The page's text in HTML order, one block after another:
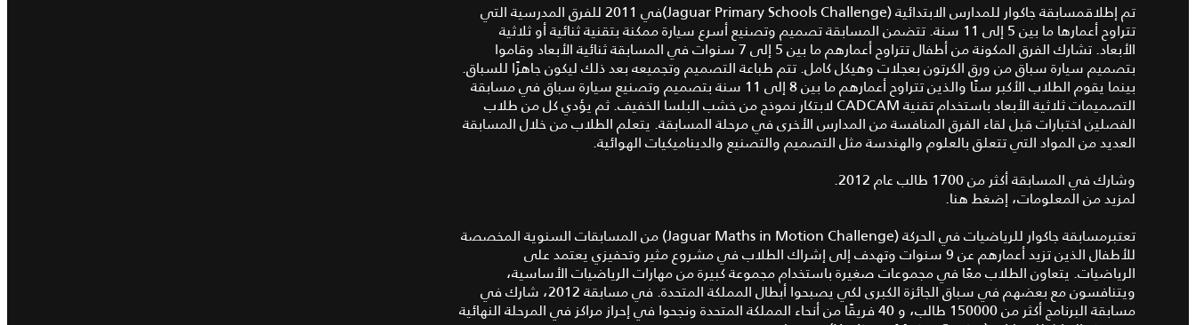
تم إطلاقمسابقة جاكوار للمدارس الابتدائية (Jaguar Primary Schools Challenge)في 2011 للفرق المدرسية التي
تتراوح أعمارها ما بين 5 إلى 11 سنة. تتضمن المسابقة تصميم وتصنيع أسرع سيارة ممكنة بتقنية ثنائية أو ثلاثية
الأبعاد. تشارك الفرق المكونة من أطفال تتراوح أعمارهم ما بين 5 إلى 7 سنوات في المسابقة ثنائية الأبعاد وقاموا
بتصميم سيارة سباق من ورق الكرتون بعجلات وهيكل كامل. تتم طباعة التصميم وتجميعه بعد ذلك ليكون جاهزًا للسباق.
بينما يقوم الطلاب الأكبر سنًا والذين تتراوح أعمارهم ما بين 8 إلى 11 سنة بتصميم وتصنيع سيارة سباق في مسابقة
التصميمات ثلاثية الأبعاد باستخدام تقنية CADCAM لابتكار نموذج من خشب البلسا الخفيف. ثم يؤدي كل من طلاب
الفصلين اختبارات قبل لقاء الفرق المنافسة من المدارس الأخرى في مرحلة المسابقة. يتعلم الطلاب من خلال المسابقة
العديد من المواد التي تتعلق بالعلوم والهندسة مثل التصميم والتصنيع والديناميكيات الهوائية.
وشارك في المسابقة أكثر من 1700 طالب عام 2012.
لمزيد من المعلومات، إضغط هنا.
تعتبرمسابقة جاكوار للرياضيات في الحركة (Jaguar Maths in Motion Challenge) من المسابقات السنوية المخصصة
للأطفال الذين تزيد أعمارهم عن 9 سنوات وتهدف إلى إشراك الطلاب في مشروع مثير وتحفيزي يعتمد على
الرياضيات. يتعاون الطلاب معًا في مجموعات صغيرة باستخدام مجموعة كبيرة من مهارات الرياضيات الأساسية،
ويتنافسون مع بعضهم في سباق الجائزة الكبرى لكي يصبحوا أبطال المملكة المتحدة. في مسابقة 2012، شارك في
مسابقة البرنامج أكثر من 150000 طالب، و 40 فريقًا من أنحاء المملكة المتحدة ونجحوا في إحراز مراكز في المرحلة النهائية